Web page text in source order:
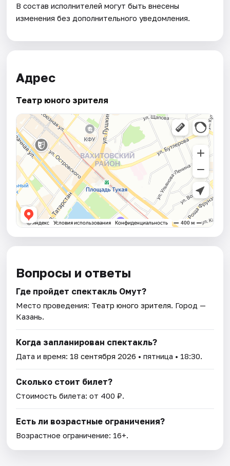
В состав исполнителей могут быть внесены
изменения без дополнительного уведомления.
Адрес
Театр юного зрителя
Вопросы и ответы
Где пройдет спектакль Омут?
Место проведения: Театр юного зрителя. Город —
Казань.
Когда запланирован спектакль?
Дата и время: 18 сентября 2026 • пятница • 18:30.
Сколько стоит билет?
Стоимость билета: от 400 ₽.
Есть ли возрастные ограничения?
Возрастное ограничение: 16+.